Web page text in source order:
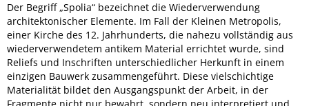
Der Begriff „Spolia“ bezeichnet die Wiederverwendung
architektonischer Elemente. Im Fall der Kleinen Metropolis,
einer Kirche des 12. Jahrhunderts, die nahezu vollständig aus
wiederverwendetem antikem Material errichtet wurde, sind
Reliefs und Inschriften unterschiedlicher Herkunft in einem
einzigen Bauwerk zusammengeführt. Diese vielschichtige
Materialität bildet den Ausgangspunkt der Arbeit, in der